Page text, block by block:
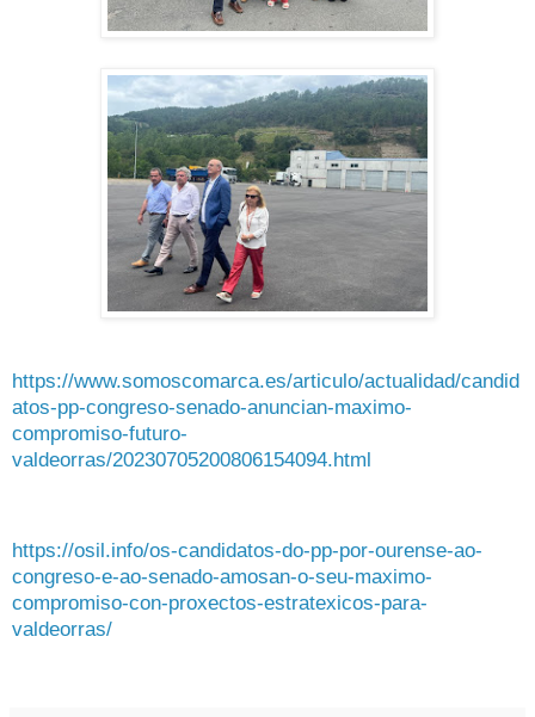
https://www.somoscomarca.es/articulo/actualidad/candid
atos-pp-congreso-senado-anuncian-maximo-
compromiso-futuro-
valdeorras/20230705200806154094.html
https://osil.info/os-candidatos-do-pp-por-ourense-ao-
congreso-e-ao-senado-amosan-o-seu-maximo-
compromiso-con-proxectos-estratexicos-para-
valdeorras/